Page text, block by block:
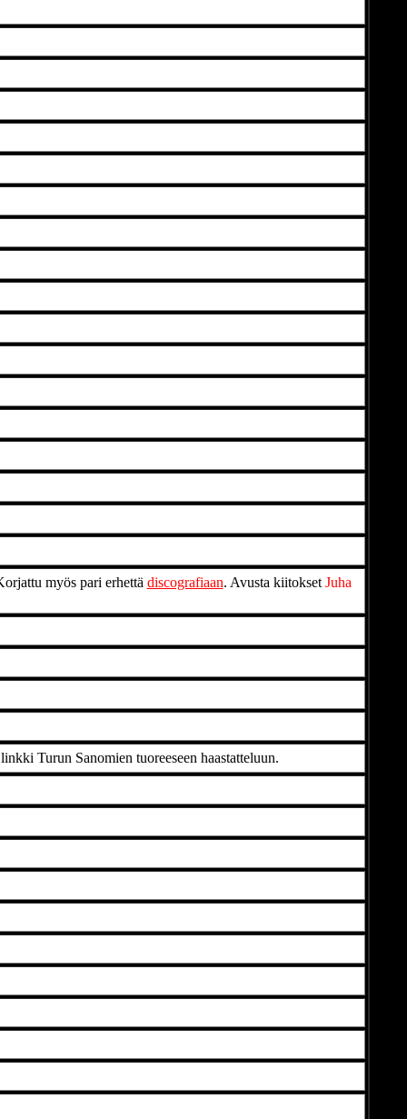
myös pari erhettä discografiaan. Avusta kiitokset Juha
Turun Sanomien tuoreeseen haastatteluun.